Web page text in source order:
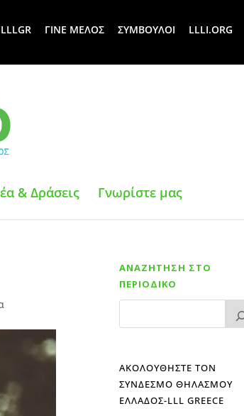
ΓΙΝΕ ΜΕΛΟΣ ΣΥΜΒΟΥΛΟΙ
LLLI.ORG
& Δράσεις Γνωρίστε μας
ΑΝΑΖΗΤΗΣΗ ΣΤΟ
ΠΕΡΙΟΔΙΚΟ
ΑΚΟΛΟΥΘΗΣΤΕ ΤΟΝ
ΣΥΝΔΕΣΜΟ ΘΗΛΑΣΜΟΥ
ΕΛΛΑΔΟΣ-LLL GREECE